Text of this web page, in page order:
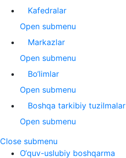
Kafedralar
Open submenu
Markazlar
Open submenu
Bo‘limlar
Open submenu
Boshqa tarkibiy tuzilmalar
Open submenu
Close submenu
O‘quv-uslubiy boshqarma